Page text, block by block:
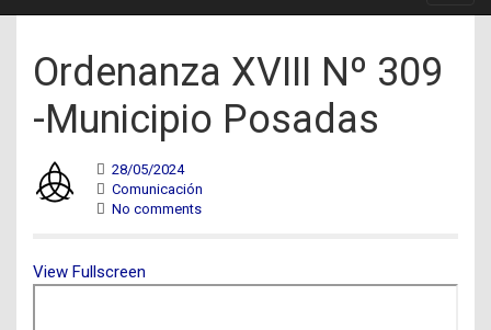
Ordenanza XVIII Nº 309
-Municipio Posadas
28/05/2024
Comunicación
No comments
View Fullscreen